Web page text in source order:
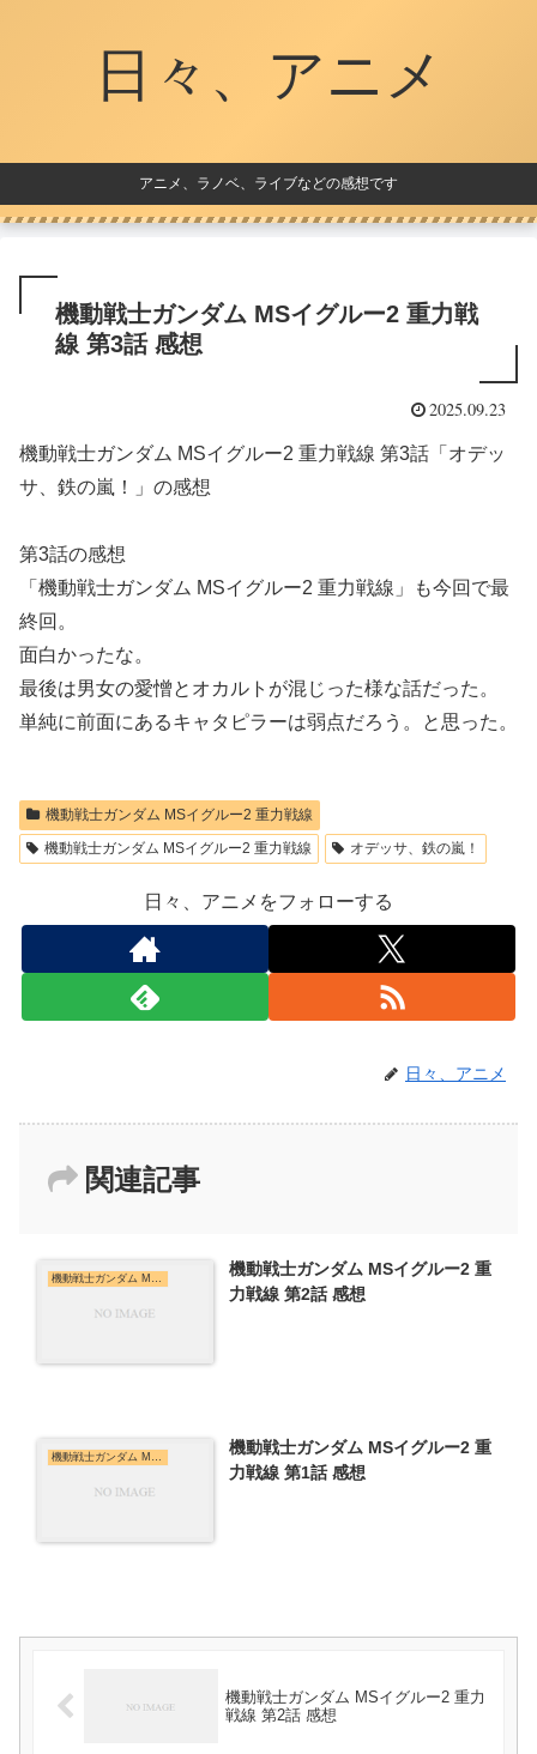
日々、アニメ
アニメ、ラノベ、ライブなどの感想です
機動戦士ガンダム MSイグルー2 重力戦
線 第3話 感想
2025.09.23
機動戦士ガンダム MSイグルー2 重力戦線 第3話「オデッ
サ、鉄の嵐！」の感想
第3話の感想
「機動戦士ガンダム MSイグルー2 重力戦線」も今回で最
終回。
面白かったな。
最後は男女の愛憎とオカルトが混じった様な話だった。
単純に前面にあるキャタピラーは弱点だろう。と思った。
機動戦士ガンダム MSイグルー2 重力戦線
機動戦士ガンダム MSイグルー2 重力戦線
オデッサ、鉄の嵐！
日々、アニメをフォローする
日々、アニメ
関連記事
機動戦士ガンダム MSイグルー2 重力戦線
機動戦士ガンダム MSイグルー2 重
力戦線 第2話 感想
機動戦士ガンダム MSイグルー2 重
力戦線 第1話 感想
機動戦士ガンダム MSイグルー2 重力
戦線 第2話 感想